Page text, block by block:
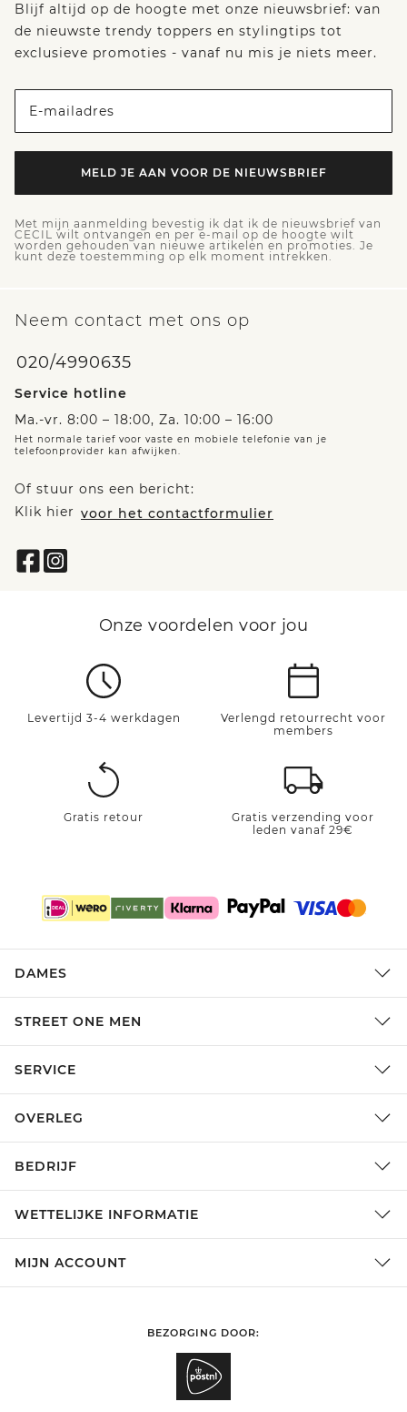
Blijf altijd op de hoogte met onze nieuwsbrief: van
de nieuwste trendy toppers en stylingtips tot
exclusieve promoties - vanaf nu mis je niets meer.
E-mailadres
MELD JE AAN VOOR DE NIEUWSBRIEF
Met mijn aanmelding bevestig ik dat ik de nieuwsbrief van
CECIL wilt ontvangen en per e-mail op de hoogte wilt
worden gehouden van nieuwe artikelen en promoties. Je
kunt deze toestemming op elk moment intrekken.
Neem contact met ons op
020/4990635
Service hotline
Ma.-vr. 8:00 – 18:00, Za. 10:00 – 16:00
Het normale tarief voor vaste en mobiele telefonie van je
telefoonprovider kan afwijken.
Of stuur ons een bericht:
Klik hier voor het contactformulier
Onze voordelen voor jou
Levertijd 3-4 werkdagen
Verlengd retourrecht voor
members
Gratis retour
Gratis verzending voor
leden vanaf 29€
DAMES
STREET ONE MEN
SERVICE
OVERLEG
BEDRIJF
WETTELIJKE INFORMATIE
MIJN ACCOUNT
BEZORGING DOOR: